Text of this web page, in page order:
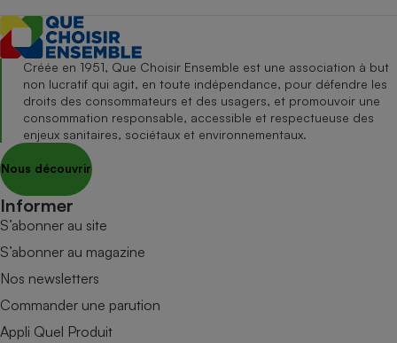
Créée en 1951, Que Choisir Ensemble est une association à but
non lucratif qui agit, en toute indépendance, pour défendre les
droits des consommateurs et des usagers, et promouvoir une
consommation responsable, accessible et respectueuse des
enjeux sanitaires, sociétaux et environnementaux.
Nous découvrir
Informer
S’abonner au site
S’abonner au magazine
Nos newsletters
Commander une parution
Appli Quel Produit